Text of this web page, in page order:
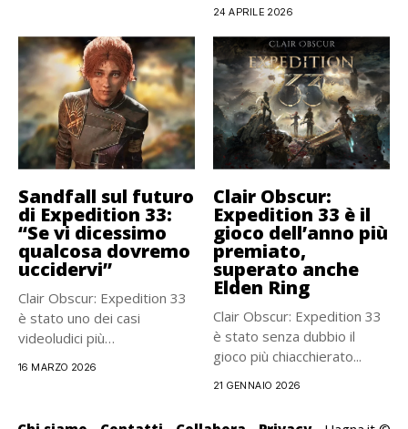
24 APRILE 2026
Sandfall sul futuro
di Expedition 33:
“Se vi dicessimo
qualcosa dovremo
uccidervi”
Clair Obscur: Expedition 33
è stato uno dei casi
videoludici più
16 MARZO 2026
Clair Obscur:
Expedition 33 è il
gioco dell’anno più
premiato,
superato anche
Elden Ring
Clair Obscur: Expedition 33
è stato senza dubbio il
gioco più chiacchierato...
21 GENNAIO 2026